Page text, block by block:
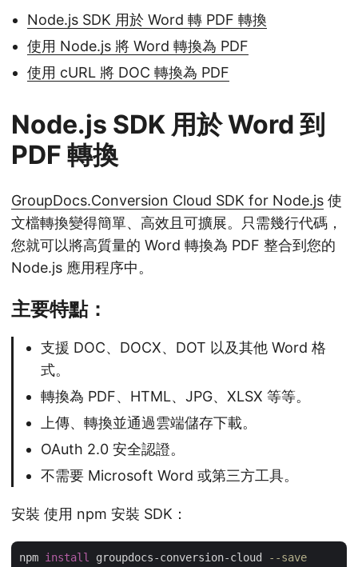
Node.js SDK 用於 Word 轉 PDF 轉換
使用 Node.js 將 Word 轉換為 PDF
使用 cURL 將 DOC 轉換為 PDF
Node.js SDK 用於 Word 到
PDF 轉換
GroupDocs.Conversion Cloud SDK for Node.js 使
文檔轉換變得簡單、高效且可擴展。只需幾行代碼，
您就可以將高質量的 Word 轉換為 PDF 整合到您的
Node.js 應用程序中。
主要特點：
支援 DOC、DOCX、DOT 以及其他 Word 格
式。
轉換為 PDF、HTML、JPG、XLSX 等等。
上傳、轉換並通過雲端儲存下載。
OAuth 2.0 安全認證。
不需要 Microsoft Word 或第三方工具。
安裝 使用 npm 安裝 SDK：
npm install groupdocs-conversion-cloud --save